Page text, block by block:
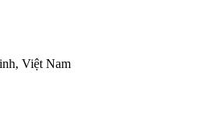
Việt Nam